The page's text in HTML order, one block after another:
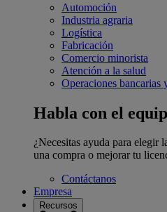
Automoción
Industria agraria
Logística
Fabricación
Comercio minorista
Atención a la salud
Operaciones bancarias
Habla con el
¿Necesitas ayuda para elegir
una compra o mejorar tu
Contáctanos
Empresa
Recursos